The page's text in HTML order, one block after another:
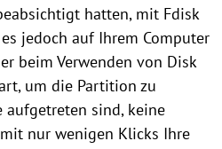
hatten, mit Fdisk
jedoch auf Ihrem Computer
beim Verwenden von Disk
um die Partition zu
aufgetreten sind, keine
nur wenigen Klicks Ihre